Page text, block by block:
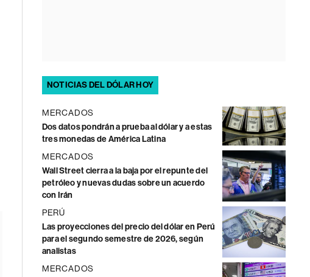
NOTICIAS DEL DÓLAR HOY
MERCADOS
Dos datos pondrán a prueba al dólar y a estas
tres monedas de América Latina
MERCADOS
Wall Street cierra a la baja por el repunte del
petróleo y nuevas dudas sobre un acuerdo
con Irán
PERÚ
Las proyecciones del precio del dólar en Perú
para el segundo semestre de 2026, según
analistas
MERCADOS